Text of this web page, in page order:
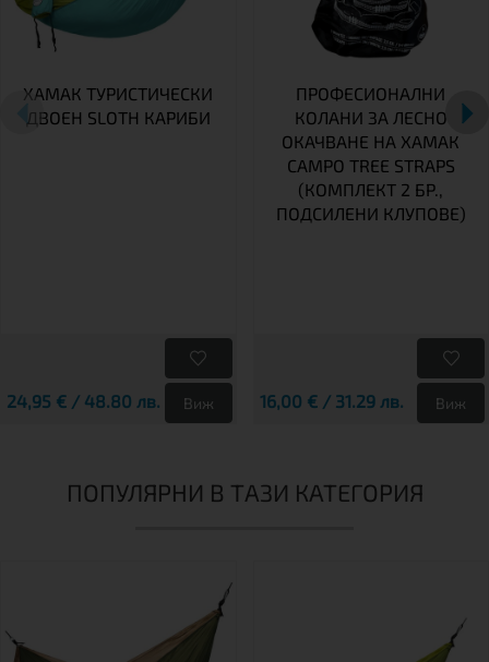
ХАМАК ТУРИСТИЧЕСКИ
ДВОЕН SLOTH КАРИБИ
24,95 € / 48.80 лв. Виж
ПРОФЕСИОНАЛНИ
КОЛАНИ ЗА ЛЕСНО
ОКАЧВАНЕ НА ХАМАК
CAMPO TREE STRAPS
(КОМПЛЕКТ 2 БР.,
ПОДСИЛЕНИ КЛУПОВЕ)
16,00 € / 31.29 лв. Виж
ПОПУЛЯРНИ В ТАЗИ КАТЕГОРИЯ